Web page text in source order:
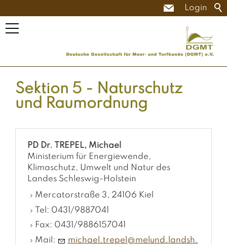
Login
Sektion 5 - Naturschutz
und Raumordnung
PD Dr. TREPEL, Michael
Ministerium für Energiewende,
Klimaschutz, Umwelt und Natur des
Landes Schleswig-Holstein
Mercatorstraße 3, 24106 Kiel
Tel: 0431/9887041
Fax: 0431/9886157041
Mail:
m ch tr p m nd
ndsh